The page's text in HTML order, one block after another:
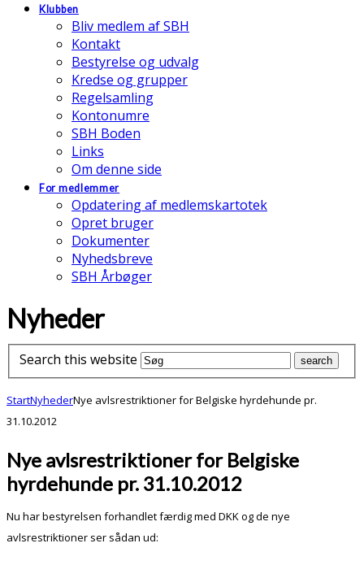
Klubben
Bliv medlem af SBH
Kontakt
Bestyrelse og udvalg
Kredse og grupper
Regelsamling
Kontonumre
SBH Boden
Links
Om denne side
For medlemmer
Opdatering af medlemskartotek
Opret bruger
Dokumenter
Nyhedsbreve
SBH Årbøger
Nyheder
Search this website
StartNyhederNye avlsrestriktioner for Belgiske hyrdehunde pr.
31.10.2012
Nye avlsrestriktioner for Belgiske
hyrdehunde pr. 31.10.2012
Nu har bestyrelsen forhandlet færdig med DKK og de nye
avlsrestriktioner ser sådan ud: